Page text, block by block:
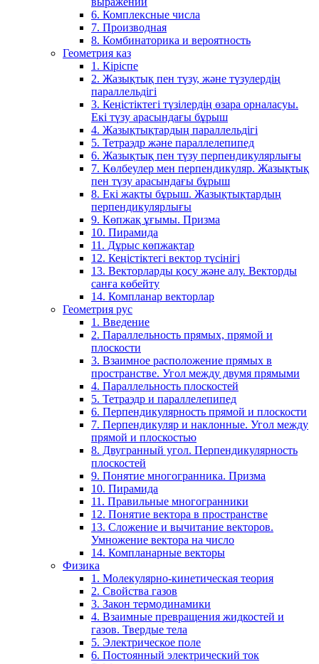
6. Комплексные числа
7. Производная
8. Комбинаторика и вероятность
Геометрия каз
1. Кіріспе
2. Жазықтық пен түзу, және түзулердің
параллельдігі
3. Кеңістіктегі түзілердің өзара орналасуы.
Екі түзу арасындағы бұрыш
4. Жазықтықтардың параллельдігі
5. Тетраэдр және параллелепипед
6. Жазықтық пен түзу перпендикулярлығы
7. Көлбеулер мен перпендикуляр. Жазықтық
пен түзу арасындағы бұрыш
8. Екі жақты бұрыш. Жазықтықтардың
перпендикулярлығы
9. Көпжақ ұғымы. Призма
10. Пирамида
11. Дұрыс көпжақтар
12. Кеңістіктегі вектор түсінігі
13. Векторларды қосу және алу. Векторды
санға көбейту
14. Компланар векторлар
Геометрия рус
1. Введение
2. Параллельность прямых, прямой и
плоскости
3. Взаимное расположение прямых в
пространстве. Угол между двумя прямыми
4. Параллельность плоскостей
5. Тетраэдр и параллелепипед
6. Перпендикулярность прямой и плоскости
7. Перпендикуляр и наклонные. Угол между
прямой и плоскостью
8. Двугранный угол. Перпендикулярность
плоскостей
9. Понятие многогранника. Призма
10. Пирамида
11. Правильные многогранники
12. Понятие вектора в пространстве
13. Сложение и вычитание векторов.
Умножение вектора на число
14. Компланарные векторы
Физика
1. Молекулярно-кинетическая теория
2. Свойства газов
3. Закон термодинамики
4. Взаимные превращения жидкостей и
газов. Твердые тела
5. Электрическое поле
6. Постоянный электрический ток